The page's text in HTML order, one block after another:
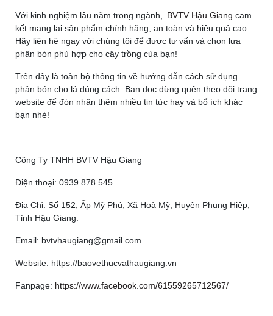
Với kinh nghiệm lâu năm trong ngành, BVTV Hậu Giang cam
kết mang lại sản phẩm chính hãng, an toàn và hiệu quả cao.
Hãy liên hệ ngay với chúng tôi để được tư vấn và chọn lựa
phân bón phù hợp cho cây trồng của bạn!
Trên đây là toàn bộ thông tin về hướng dẫn cách sử dụng
phân bón cho lá đúng cách. Bạn đọc đừng quên theo dõi trang
website để đón nhận thêm nhiều tin tức hay và bổ ích khác
bạn nhé!
Công Ty TNHH BVTV Hậu Giang
Điện thoại: 0939 878 545
Địa Chỉ: Số 152, Ấp Mỹ Phú, Xã Hoà Mỹ, Huyện Phụng Hiệp,
Tỉnh Hậu Giang.
Email: bvtvhaugiang@gmail.com
Website: https://baovethucvathaugiang.vn
Fanpage: https://www.facebook.com/61559265712567/